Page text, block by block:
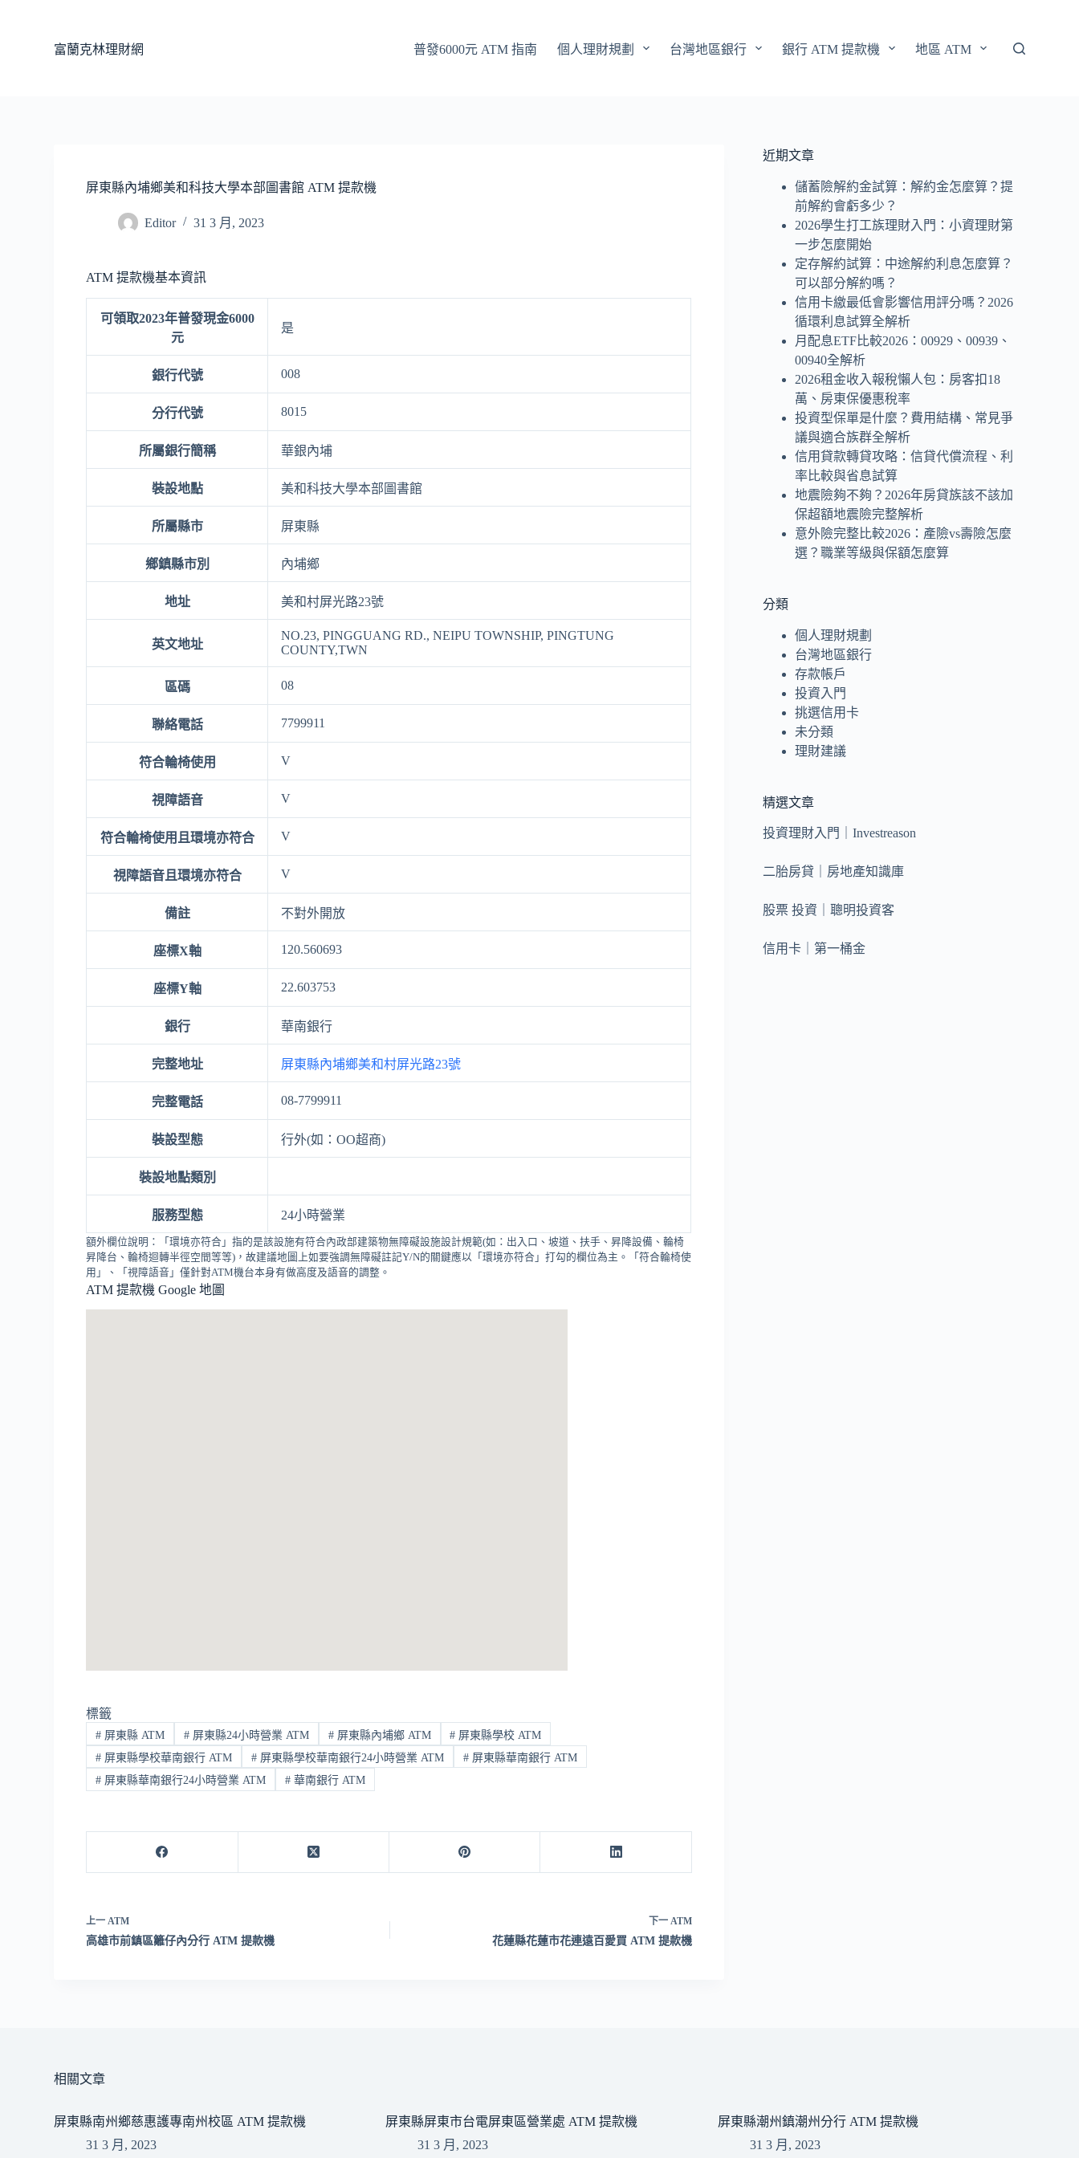
富蘭克林理財網 普發6000元 ATM 指南 個人理財規劃 台灣地區銀行 銀行 ATM 提款機 地區 ATM
屏東縣內埔鄉美和科技大學本部圖書館 ATM 提款機
Editor 31 3 月, 2023
ATM 提款機基本資訊
可領取2023年普發現金6000
元
是
銀行代號 008
分行代號 8015
所屬銀行簡稱 華銀內埔
裝設地點 美和科技大學本部圖書館
所屬縣市 屏東縣
鄉鎮縣市別 內埔鄉
地址 美和村屏光路23號
英文地址
NO.23, PINGGUANG RD., NEIPU TOWNSHIP, PINGTUNG
COUNTY,TWN
區碼 08
聯絡電話 7799911
符合輪椅使用 V
視障語音 V
符合輪椅使用且環境亦符合 V
視障語音且環境亦符合 V
備註 不對外開放
座標X軸 120.560693
座標Y軸 22.603753
銀行 華南銀行
完整地址 屏東縣內埔鄉美和村屏光路23號
完整電話 08-7799911
裝設型態 行外(如：OO超商)
裝設地點類別
服務型態 24小時營業
額外欄位說明：「環境亦符合」指的是該設施有符合內政部建築物無障礙設施設計規範(如：出入口、坡道、扶手、昇降設備、輪椅
昇降台、輪椅迴轉半徑空間等等)，故建議地圖上如要強調無障礙註記Y/N的關鍵應以「環境亦符合」打勾的欄位為主。「符合輪椅使
用」、「視障語音」僅針對ATM機台本身有做高度及語音的調整。
ATM 提款機 Google 地圖
標籤
# 屏東縣 ATM #屏東縣24小時營業 ATM #屏東縣內埔鄉 ATM # 屏東縣學校 ATM
# 屏東縣學校華南銀行 ATM #屏東縣學校華南銀行24小時營業 ATM #屏東縣華南銀行 ATM
# 屏東縣華南銀行24小時營業 ATM #華南銀行 ATM
上一 ATM
高雄市前鎮區籬仔內分行 ATM 提款機
下一 ATM
花蓮縣花蓮市花連遠百愛買 ATM 提款機
近期文章
儲蓄險解約金試算：解約金怎麼算？提
前解約會虧多少？
2026學生打工族理財入門：小資理財第
一步怎麼開始
定存解約試算：中途解約利息怎麼算？
可以部分解約嗎？
信用卡繳最低會影響信用評分嗎？2026
循環利息試算全解析
月配息ETF比較2026：00929、00939、
00940全解析
2026租金收入報稅懶人包：房客扣18
萬、房東保優惠稅率
投資型保單是什麼？費用結構、常見爭
議與適合族群全解析
信用貸款轉貸攻略：信貸代償流程、利
率比較與省息試算
地震險夠不夠？2026年房貸族該不該加
保超額地震險完整解析
意外險完整比較2026：產險vs壽險怎麼
選？職業等級與保額怎麼算
分類
個人理財規劃
台灣地區銀行
存款帳戶
投資入門
挑選信用卡
未分類
理財建議
精選文章
投資理財入門｜Investreason
二胎房貸｜房地產知識庫
股票 投資｜聰明投資客
信用卡｜第一桶金
相關文章
屏東縣南州鄉慈惠護專南州校區 ATM 提款機
31 3 月, 2023
屏東縣屏東市台電屏東區營業處 ATM 提款機
31 3 月, 2023
屏東縣潮州鎮潮州分行 ATM 提款機
31 3 月, 2023